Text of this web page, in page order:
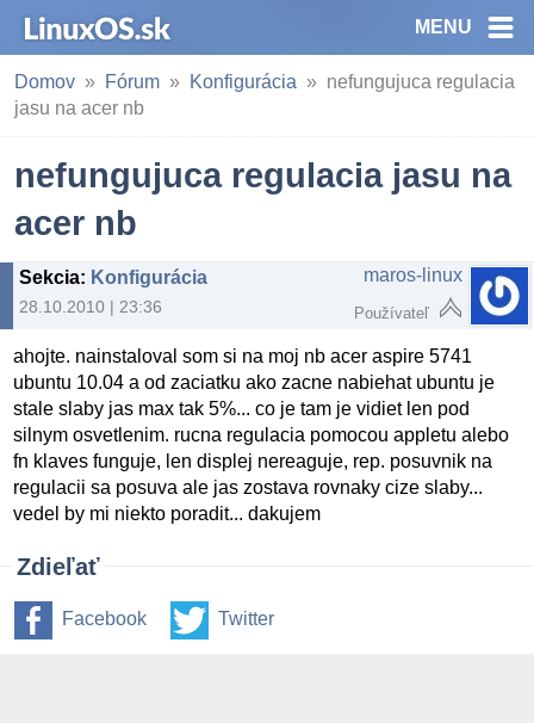
MENU
Domov Fórum Konfigurácia
nefungujuca regulacia
jasu na acer nb
nefungujuca regulacia jasu na
acer nb
Sekcia: Konfigurácia
28.10.2010 | 23:36
maros-linux
Používateľ
ahojte. nainstaloval som si na moj nb acer aspire 5741
ubuntu 10.04 a od zaciatku ako zacne nabiehat ubuntu je
stale slaby jas max tak 5%... co je tam je vidiet len pod
silnym osvetlenim. rucna regulacia pomocou appletu alebo
fn klaves funguje, len displej nereaguje, rep. posuvnik na
regulacii sa posuva ale jas zostava rovnaky cize slaby...
vedel by mi niekto poradit... dakujem
Zdieľať
Facebook Twitter